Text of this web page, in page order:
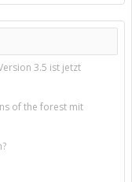
3.5 ist jetzt
of the forest mit